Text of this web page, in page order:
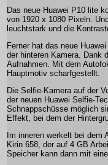
Das neue Huawei P10 lite
von 1920 x 1080 Pixeln.
leuchtstark und die
Ferner hat das neue
der hinteren Kamera. Dank
Aufnahmen. Mit dem
Hauptmotiv scharfgestellt.
Die Selfie-Kamera auf der
der neuen Huawei Selfie-
Schnappschüsse möglich
Effekt, bei dem der
Im inneren werkelt bei dem
Kirin 658, der auf 4 GB
Speicher kann dann mit